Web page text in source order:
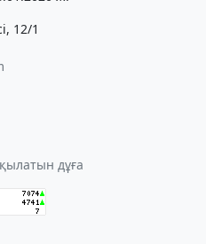
12/1
дұға